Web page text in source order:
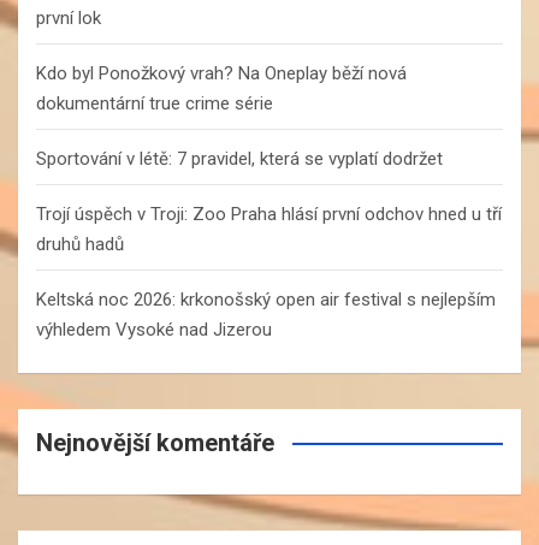
první lok
Kdo byl Ponožkový vrah? Na Oneplay běží nová
dokumentární true crime série
Sportování v létě: 7 pravidel, která se vyplatí dodržet
Trojí úspěch v Troji: Zoo Praha hlásí první odchov hned u tří
druhů hadů
Keltská noc 2026: krkonošský open air festival s nejlepším
výhledem Vysoké nad Jizerou
Nejnovější komentáře